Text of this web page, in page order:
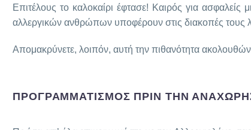
Επιτέλους το καλοκαίρι έφτασε! Καιρός για
αλλεργικών ανθρώπων υποφέρουν στις διακοπές τους
Απομακρύνετε, λοιπόν, αυτή την πιθανότητα
ΠΡΟΓΡΑΜΜΑΤΙΣΜΟΣ ΠΡΙΝ ΤΗΝ